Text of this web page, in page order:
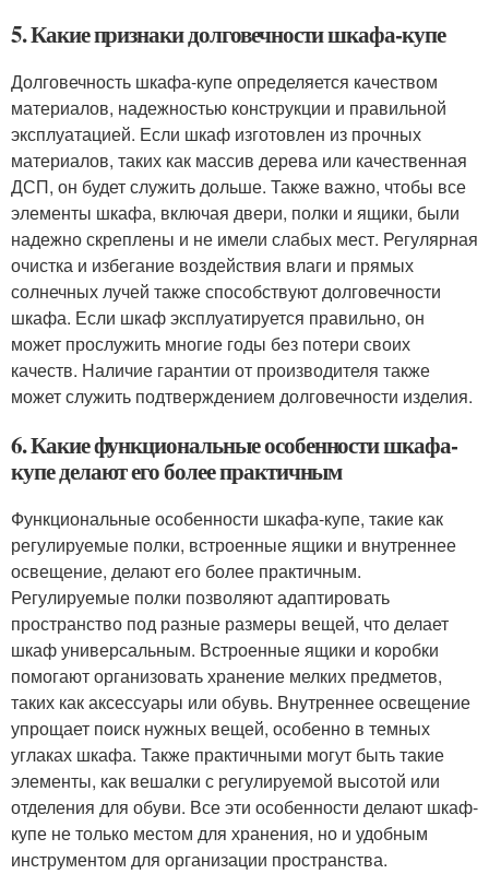
5. Какие признаки долговечности шкафа-купе
Долговечность шкафа-купе определяется качеством
материалов, надежностью конструкции и правильной
эксплуатацией. Если шкаф изготовлен из прочных
материалов, таких как массив дерева или качественная
ДСП, он будет служить дольше. Также важно, чтобы все
элементы шкафа, включая двери, полки и ящики, были
надежно скреплены и не имели слабых мест. Регулярная
очистка и избегание воздействия влаги и прямых
солнечных лучей также способствуют долговечности
шкафа. Если шкаф эксплуатируется правильно, он
может прослужить многие годы без потери своих
качеств. Наличие гарантии от производителя также
может служить подтверждением долговечности изделия.
6. Какие функциональные особенности шкафа-
купе делают его более практичным
Функциональные особенности шкафа-купе, такие как
регулируемые полки, встроенные ящики и внутреннее
освещение, делают его более практичным.
Регулируемые полки позволяют адаптировать
пространство под разные размеры вещей, что делает
шкаф универсальным. Встроенные ящики и коробки
помогают организовать хранение мелких предметов,
таких как аксессуары или обувь. Внутреннее освещение
упрощает поиск нужных вещей, особенно в темных
углаках шкафа. Также практичными могут быть такие
элементы, как вешалки с регулируемой высотой или
отделения для обуви. Все эти особенности делают шкаф-
купе не только местом для хранения, но и удобным
инструментом для организации пространства.